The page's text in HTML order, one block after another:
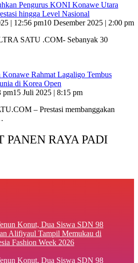
Pengurus KONI Konawe Utara
hingga Level Nasional
| 12:56 pm10 Desember 2025 | 2:00 pm
SATU .COM- Sebanyak 30
Konawe Rahmat Lagaligo Tembus
di Korea Open
pm15 Juli 2025 | 8:15 pm
– Prestasi membanggakan
PANEN RAYA PADI
Konut, Dua Siswa SDN 98